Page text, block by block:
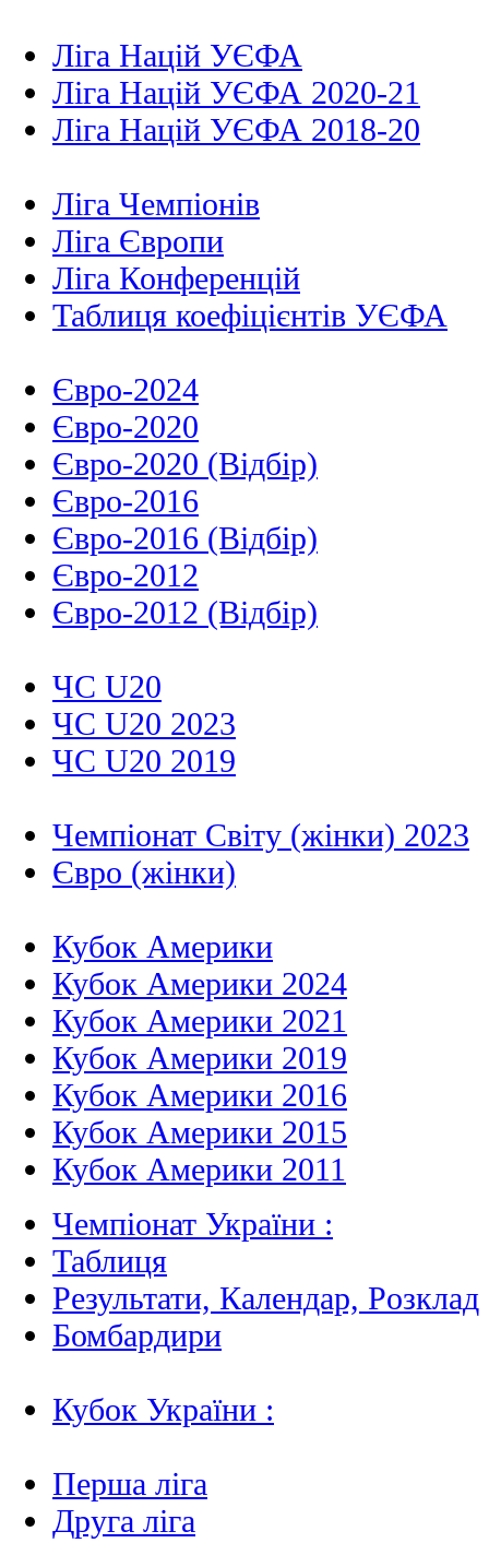
Ліга Націй УЄФА
Ліга Націй УЄФА 2020-21
Ліга Націй УЄФА 2018-20
Ліга Чемпіонів
Ліга Європи
Ліга Конференцій
Таблиця коефіцієнтів УЄФА
Євро-2024
Євро-2020
Євро-2020 (Відбір)
Євро-2016
Євро-2016 (Відбір)
Євро-2012
Євро-2012 (Відбір)
ЧС U20
ЧС U20 2023
ЧС U20 2019
Чемпіонат Світу (жінки) 2023
Євро (жінки)
Кубок Америки
Кубок Америки 2024
Кубок Америки 2021
Кубок Америки 2019
Кубок Америки 2016
Кубок Америки 2015
Кубок Америки 2011
Чемпіонат України :
Таблиця
Результати, Календар, Poзклад
Бомбардири
Кубок України :
Перша ліга
Друга ліга